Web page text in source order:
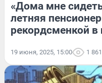
«Дома мне
летняя
рекордсменкой в
19 июня, 2025, 15:00 1 861